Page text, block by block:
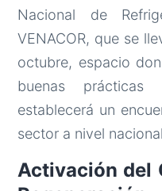
Nacional de
VENACOR, que se
octubre, espacio
buenas
establecerá un
sector a nivel
Activación del